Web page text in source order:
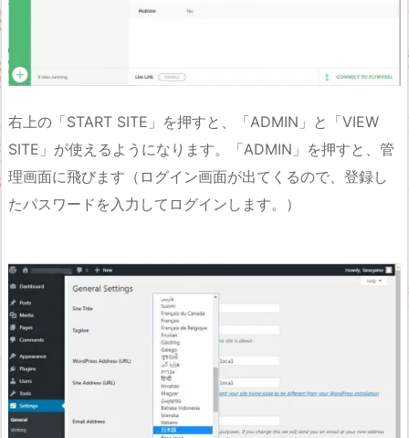
右上の「START SITE」を押すと、「ADMIN」と「VIEW
SITE」が使えるようになります。「ADMIN」を押すと、管
理画面に飛びます（ログイン画面が出てくるので、登録し
たパスワードを入力してログインします。）